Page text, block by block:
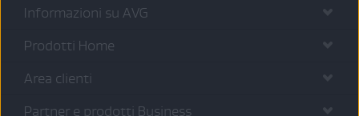
Informazioni su AVG
Prodotti Home
Area clienti
Partner e prodotti Business